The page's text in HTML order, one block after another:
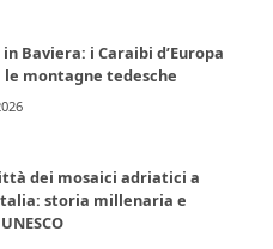
in Baviera: i Caraibi d’Europa
montagne tedesche
dei mosaici adriatici a
storia millenaria e